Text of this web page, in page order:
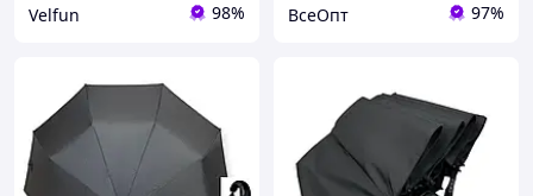
Velfun 98% ВсеОпт 97%